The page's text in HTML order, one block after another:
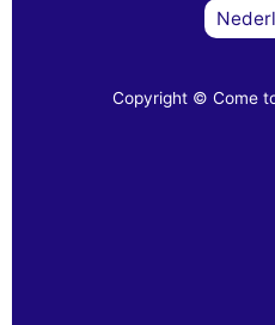
Copyright © Come